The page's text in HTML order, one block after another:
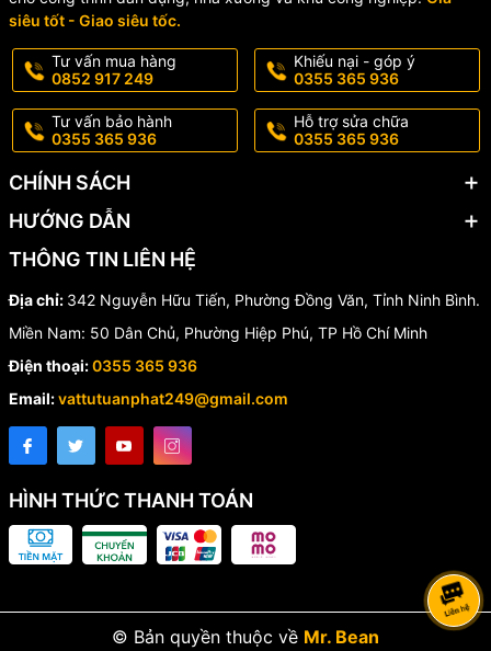
Đầu báo khói quang Horing AH-0621-2 là lựa chọn tối ưu cho các
hệ thống phòng cháy chữa cháy yêu cầu độ ổn định và độ chính
xác cao. Sản phẩm đáp ứng đầy đủ các tiêu chuẩn quốc tế, giúp
nâng cao hiệu quả phát hiện cháy sớm và đảm bảo an toàn cho
công trình.
📞 Liên Hệ Báo Giá
Quý khách cần tư vấn và báo giá
chóng với mức giá tốt nhất.
0355 365 936 - 0852 917 249
📦 Giao hàng toàn quốc – hỗ trợ nhanh chóng
siêu tốt - Giao siêu tốc.
Tư vấn mua hàng
0852 917 249
Khiếu nại - góp ý
0355 365 936
Tư vấn bảo hành
0355 365 936
Hỗ trợ sửa chữa
0355 365 936
CHÍNH SÁCH
HƯỚNG DẪN
THÔNG TIN LIÊN HỆ
Địa chỉ: 342 Nguyễn Hữu Tiến, Phường Đồng Văn, Tỉnh Ninh Bình.
Miền Nam: 50 Dân Chủ, Phường Hiệp Phú, TP Hồ Chí Minh
Điện thoại:0355 365 936
Email:vattutuanphat249@gmail.com
HÌNH THỨC THANH TOÁN
© Bản quyền thuộc về Mr. Bean